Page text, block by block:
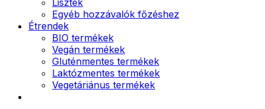
Egyéb hozzávalók főzéshez
Étrendek
BIO termékek
Vegán termékek
Gluténmentes termékek
Laktózmentes termékek
Vegetáriánus termékek